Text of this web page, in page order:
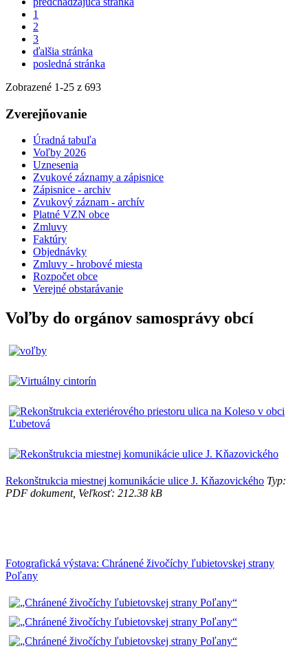
1
2
3
ďalšia stránka
posledná stránka
Zobrazené 1-25 z 693
Zverejňovanie
Úradná tabuľa
Voľby 2026
Uznesenia
Zvukové záznamy a zápisnice
Zápisnice - archiv
Zvukový záznam - archív
Platné VZN obce
Zmluvy
Faktúry
Objednávky
Zmluvy - hrobové miesta
Rozpočet obce
Verejné obstarávanie
Voľby do orgánov samosprávy obcí
Rekonštrukcia miestnej komunikácie ulice J. Kňazovického Typ:
PDF dokument, Veľkosť: 212.38 kB
Fotografická výstava: Chránené živočíchy ľubietovskej strany
Poľany